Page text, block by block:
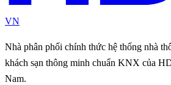
VN
Nhà phân phối chính thức hệ thống nhà
khách sạn thông minh chuẩn KNX của
Nam.